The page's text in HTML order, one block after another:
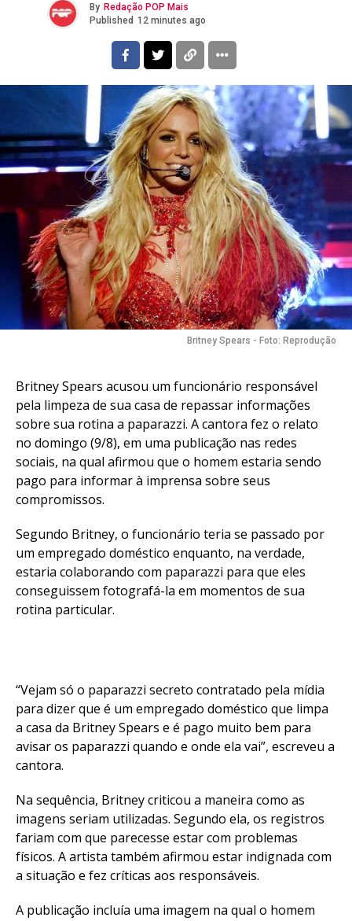
By Redação POP Mais
Published 12 minutes ago
Britney Spears - Foto: Reprodução
Britney Spears acusou um funcionário responsável
pela limpeza de sua casa de repassar informações
sobre sua rotina a paparazzi. A cantora fez o relato
no domingo (9/8), em uma publicação nas redes
sociais, na qual afirmou que o homem estaria sendo
pago para informar à imprensa sobre seus
compromissos.
Segundo Britney, o funcionário teria se passado por
um empregado doméstico enquanto, na verdade,
estaria colaborando com paparazzi para que eles
conseguissem fotografá-la em momentos de sua
rotina particular.
“Vejam só o paparazzi secreto contratado pela mídia
para dizer que é um empregado doméstico que limpa
a casa da Britney Spears e é pago muito bem para
avisar os paparazzi quando e onde ela vai”, escreveu a
cantora.
Na sequência, Britney criticou a maneira como as
imagens seriam utilizadas. Segundo ela, os registros
fariam com que parecesse estar com problemas
físicos. A artista também afirmou estar indignada com
a situação e fez críticas aos responsáveis.
A publicação incluía uma imagem na qual o homem